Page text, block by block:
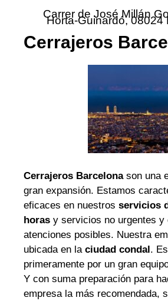
Carrer de José Millán
Horta-Guinardó, 08024
Cerrajeros
Cerrajeros Barcelonason una
gran expansión. Estamos
eficaces en nuestros servicios
horas y servicios no urgentes y
atenciones posibles. Nuestra
ubicada en laciudad condal.
primeramente por un gran
Y con suma preparación para
empresa la más recomendada,